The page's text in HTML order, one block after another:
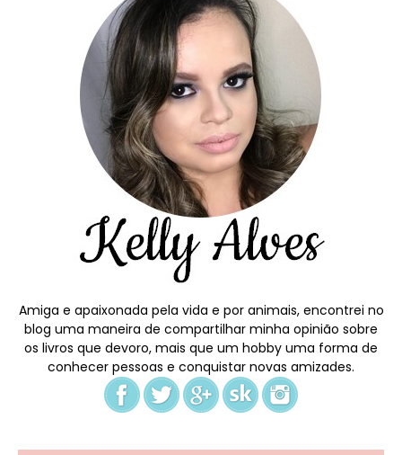
Amiga e apaixonada pela vida e por animais, encontrei no
blog uma maneira de compartilhar minha opinião sobre
os livros que devoro, mais que um hobby uma forma de
conhecer pessoas e conquistar novas amizades.